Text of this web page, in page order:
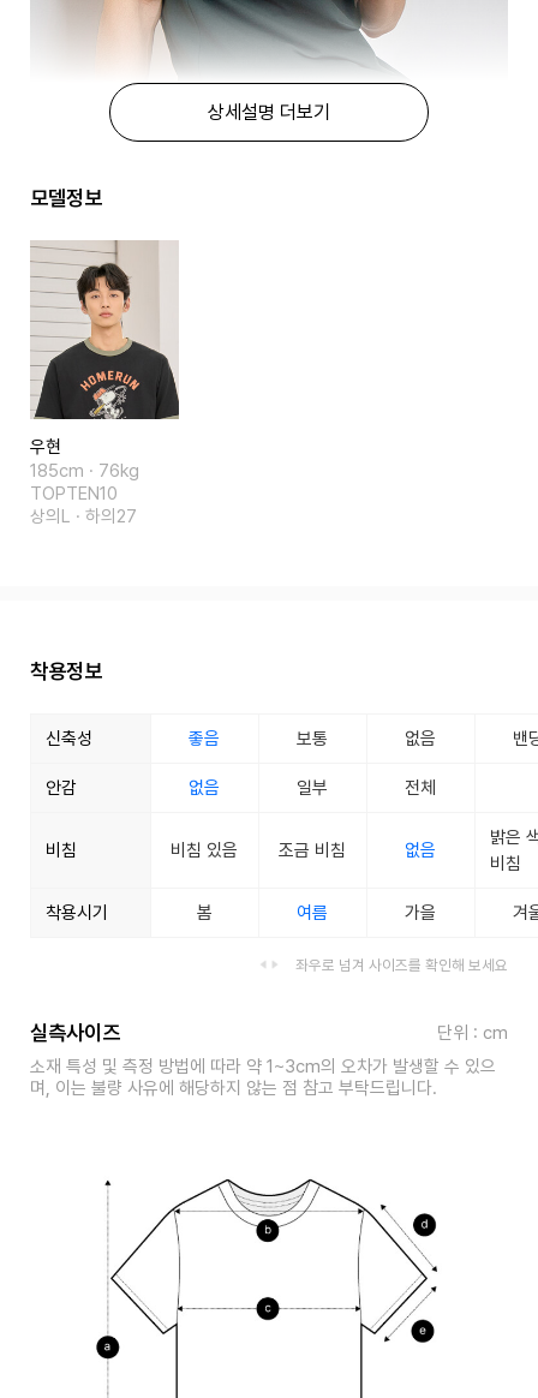
상세설명 더보기
모델정보
우현
185cm · 76kg
TOPTEN10
상의L · 하의27
착용정보
신축성 좋음 보통 없음 밴
안감 없음 일부 전체
비침 비침 있음 조금 비침 없음
밝은
비침
착용시기 봄 여름 가을 겨
좌우로 넘겨 사이즈를 확인해 보세요
실측사이즈
단위 : cm
소재 특성 및 측정 방법에 따라 약 1~3cm의 오차가 발생할 수 있으
며, 이는 불량 사유에 해당하지 않는 점 참고 부탁드립니다.